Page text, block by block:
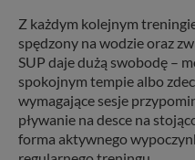
Z każdym kolejnym
spędzony na wodzie oraz
SUP daje dużą swobodę –
spokojnym tempie albo
wymagające sesje
pływanie na desce na
forma aktywnego